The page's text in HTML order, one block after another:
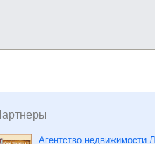
Агентство недвижимости